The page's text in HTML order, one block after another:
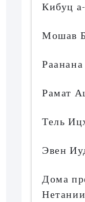
Кибуц
Мошав
Раанана
Рамат
Тель
Эвен
Дома
Нетании